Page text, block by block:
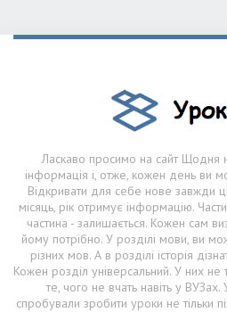
Ласкаво просимо на сайт Щодня
інформація і, отже, кожен день ви
Відкривати для себе нове завжди
місяць, рік отримує інформацію.
частина - залишається. Кожен сам
йому потрібно. У розділі мови, ви
різних мов. А в розділі історія
Кожен розділ універсальний. У них не
те, чого не вчать навіть у
спробували зробити уроки не тільки